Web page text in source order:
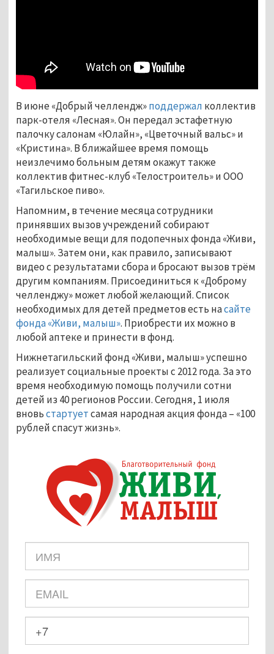
В июне «Добрый челлендж»поддержал коллектив
парк-отеля «Лесная». Он передал эстафетную
палочку салонам «Юлайн», «Цветочный вальс» и
«Кристина». В ближайшее время помощь
неизлечимо больным детям окажут также
коллектив фитнес-клуб «Телостроитель» и ООО
«Тагильское пиво».
Напомним, в течение месяца сотрудники
принявших вызов учреждений собирают
необходимые вещи для подопечных фонда «Живи,
малыш». Затем они, как правило, записывают
видео с результатами сбора и бросают вызов трём
другим компаниям. Присоединиться к «Доброму
челленджу» может любой желающий. Список
необходимых для детей предметов есть насайте
фонда «Живи, малыш». Приобрести их можно в
любой аптеке и принести в фонд.
Нижнетагильский фонд «Живи, малыш» успешно
реализует социальные проекты с 2012 года. За это
время необходимую помощь получили сотни
детей из 40 регионов России. Сегодня, 1 июля
вновьстартуетсамая народная акция фонда – «100
рублей спасут жизнь».